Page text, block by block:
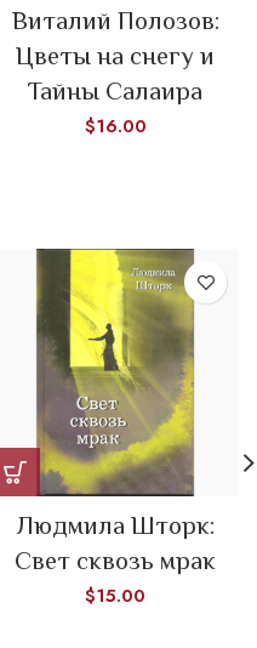
Виталий Полозов:
Цветы на снегу и
Тайны Салаира
$16.00
Людмила Шторк:
Свет сквозь мрак
$15.00